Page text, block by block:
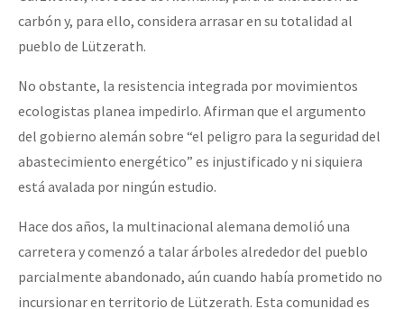
carbón y, para ello, considera arrasar en su totalidad al
pueblo de Lützerath.
No obstante, la resistencia integrada por movimientos
ecologistas planea impedirlo. Afirman que el argumento
del gobierno alemán sobre “el peligro para la seguridad del
abastecimiento energético” es injustificado y ni siquiera
está avalada por ningún estudio.
Hace dos años, la multinacional alemana demolió una
carretera y comenzó a talar árboles alrededor del pueblo
parcialmente abandonado, aún cuando había prometido no
incursionar en territorio de Lützerath. Esta comunidad es